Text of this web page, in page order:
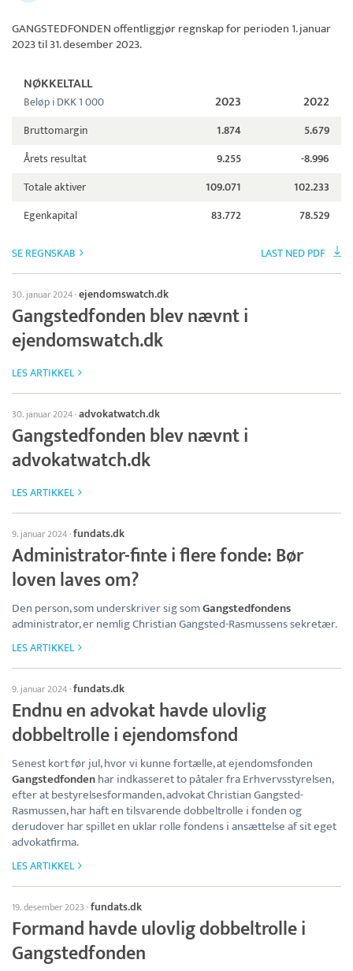
GANGSTEDFONDENoffentliggjør regnskap for perioden 1. januar
2023 til 31. desember 2023.
NØKKELTALL
Beløp i DKK 1 000 2023 2022
Bruttomargin 1.874
5.679
Årets resultat
9.255
-8.996
Totale aktiver
109.071
102.233
Egenkapital
83.772 78.529
SE REGNSKAB LAST NED PDF
30. januar 2024·ejendomswatch.dk
Gangstedfonden blev nævnt i
ejendomswatch.dk
LES ARTIKKEL
30. januar 2024·advokatwatch.dk
Gangstedfonden blev nævnt i
advokatwatch.dk
LES ARTIKKEL
9. januar 2024·fundats.dk
Administrator-finte i flere fonde: Bør
loven laves om?
Den person, som underskriver sig somGangstedfondens
administrator, er nemlig Christian Gangsted-Rasmussens sekretær.
LES ARTIKKEL
9. januar 2024·fundats.dk
Endnu en advokat havde ulovlig
dobbeltrolle i ejendomsfond
Senest kort før jul, hvor vi kunne fortælle, at ejendomsfonden
Gangstedfondenhar indkasseret to påtaler fra Erhvervsstyrelsen,
efter at bestyrelsesformanden, advokat Christian Gangsted-
Rasmussen, har haft en tilsvarende dobbeltrolle i fonden og
derudover har spillet en uklar rolle fondens i ansættelse af sit eget
advokatfirma.
LES ARTIKKEL
19. desember 2023 ·fundats.dk
Formand havde ulovlig dobbeltrolle i
Gangstedfonden